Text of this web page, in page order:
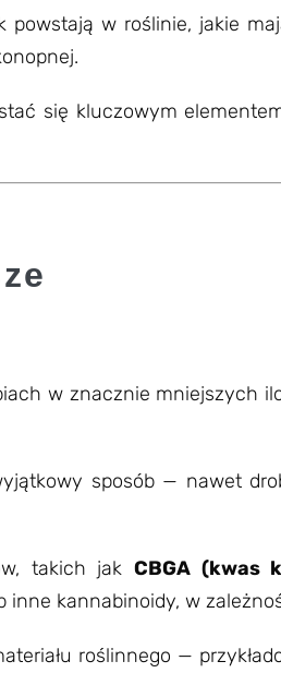
w roślinie, jakie
się kluczowym
w znacznie mniejszych
sposób — nawet
takich jakCBGA (kwas
inne kannabinoidy, w
roślinnego —